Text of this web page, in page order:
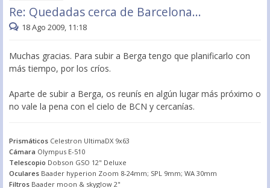
Re: Quedadas cerca de Barcelona...
18 Ago 2009, 11:18
Muchas gracias. Para subir a Berga tengo que planificarlo con
más tiempo, por los críos.
Aparte de subir a Berga, os reunís en algún lugar más próximo o
no vale la pena con el cielo de BCN y cercanías.
Prismáticos Celestron UltimaDX 9x63
Cámara Olympus E-510
Telescopio Dobson GSO 12" Deluxe
Oculares Baader hyperion Zoom 8-24mm; SPL 9mm; WA 30mm
Filtros Baader moon & skyglow 2"